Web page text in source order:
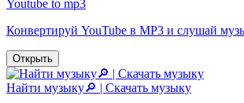
Youtube to mp3
Конвертируй YouTube в MP3 и слушай
Открыть
Найти музыку🔎 | Скачать музыку